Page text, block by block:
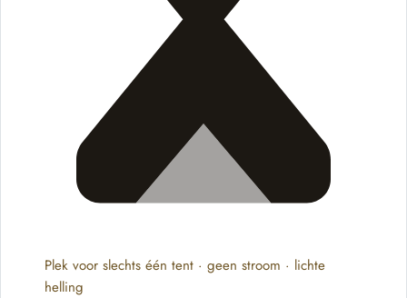
Plek voor slechts één tent · geen stroom · lichte
helling